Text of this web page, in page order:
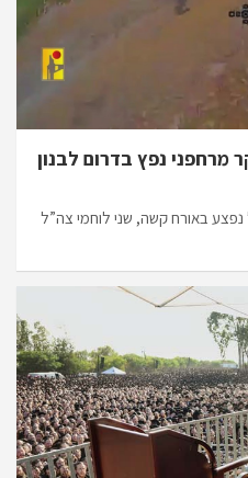
מרחפני נפץ בדרום לבנון
נפצע באורח קשה, שני לוחמי צה”ל